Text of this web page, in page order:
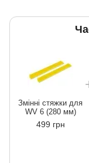
Змінні стяжки для
WV 6 (280 мм)
499 грн